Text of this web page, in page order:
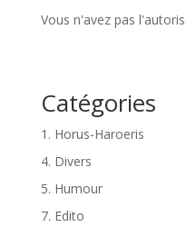
Vous n'avez pas
Catégories
1. Horus-Haroeris
4. Divers
5. Humour
7. Edito